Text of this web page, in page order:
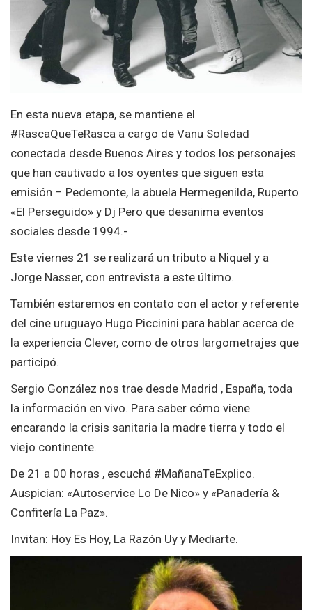
En esta nueva etapa, se mantiene el
#RascaQueTeRasca a cargo de Vanu Soledad
conectada desde Buenos Aires y todos los personajes
que han cautivado a los oyentes que siguen esta
emisión – Pedemonte, la abuela Hermegenilda, Ruperto
«El Perseguido» y Dj Pero que desanima eventos
sociales desde 1994.-
Este viernes 21 se realizará un tributo a Niquel y a
Jorge Nasser, con entrevista a este último.
También estaremos en contato con el actor y referente
del cine uruguayo Hugo Piccinini para hablar acerca de
la experiencia Clever, como de otros largometrajes que
participó.
Sergio González nos trae desde Madrid , España, toda
la información en vivo. Para saber cómo viene
encarando la crisis sanitaria la madre tierra y todo el
viejo continente.
De 21 a 00 horas , escuchá #MañanaTeExplico.
Auspician: «Autoservice Lo De Nico» y «Panadería &
Confitería La Paz».
Invitan: Hoy Es Hoy, La Razón Uy y Mediarte.